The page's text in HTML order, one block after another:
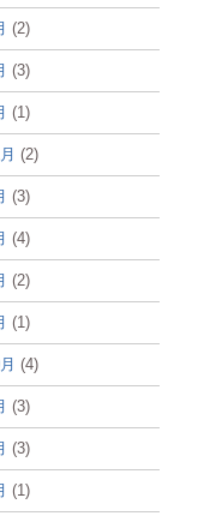
(2)
(3)
(1)
(2)
(3)
(4)
(2)
(1)
(4)
(3)
(3)
(1)